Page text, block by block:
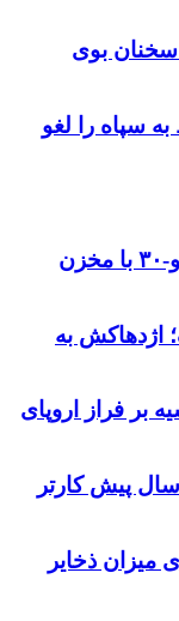
سخنان بوی
سپاه را لغو
بُرد ۳۰۰۰ کیلومتری جنگنده سوخو-۳۰ با مخزن
اژدهاکش به
بر فراز اروپای
ایران، ترامپ را به سرنوشت ۴۵ سال پیش کارتر
ذخایر